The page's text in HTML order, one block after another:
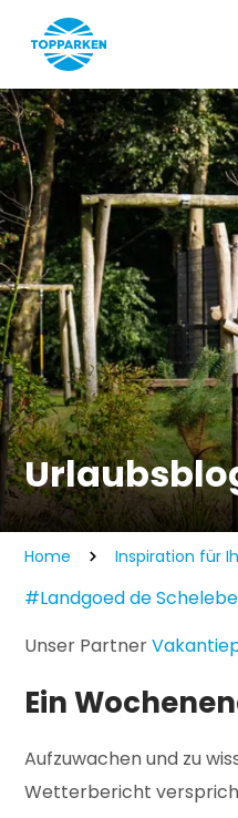
Home Inspiration für
#Landgoed de
Unser Partner
Ein
Aufzuwachen und zu
Wetterbericht